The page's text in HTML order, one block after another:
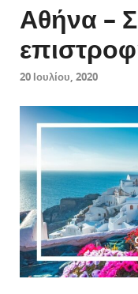
Αθήνα –
20 Ιουλίου, 2020